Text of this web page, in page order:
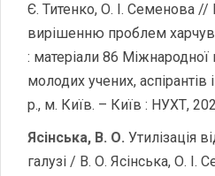
Є. Титенко, О. І. Семенова //
вирішенню проблем
: матеріали 86 Міжнародної
молодих учених, аспірантів
р., м. Київ. – Київ : НУХТ,
Ясінська, В. О. Утилізація
галузі / В. О. Ясінська, О. І.